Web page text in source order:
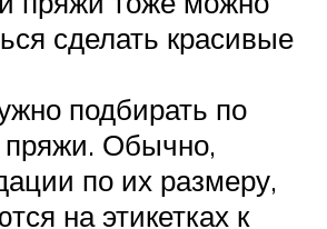
сделать красивые
подбирать по
Обычно,
по их размеру,
на этикетках к